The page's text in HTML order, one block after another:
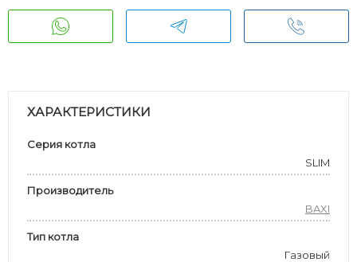
ХАРАКТЕРИСТИКИ
Серия котла
SLIM
Производитель
BAXI
Тип котла
Газовый